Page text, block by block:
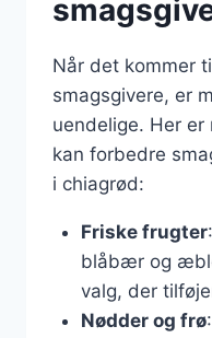
Når det kommer
smagsgivere, er
uendelige. Her
kan forbedre
i chiagrød:
Friske frugter
blåbær og
valg, der
Nødder og frø